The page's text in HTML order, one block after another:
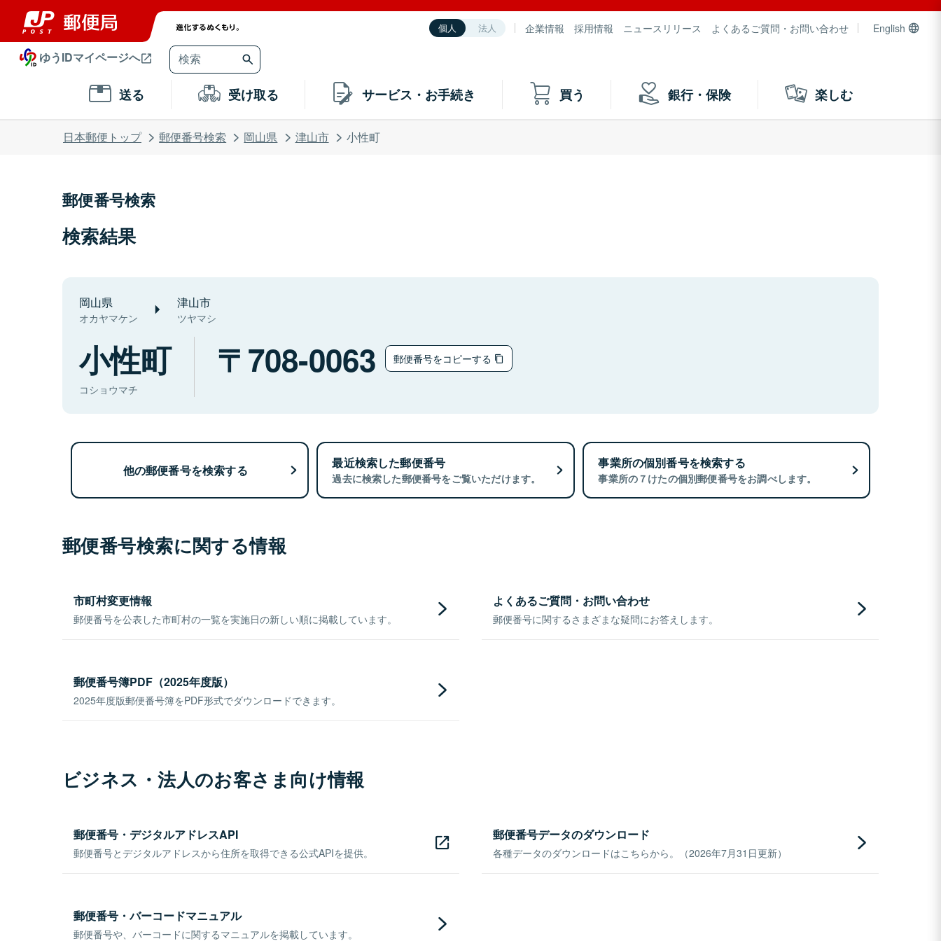
個人 法人 企業情報 採用情報 ニュースリリース よくあるご質問・お問い合わせ English
ゆうIDマイページへ
送る 受け取る サービス・お手続き 買う 銀行・保険 楽しむ
日本郵便トップ 郵便番号検索 岡山県 津山市 小性町
郵便番号検索
検索結果
岡山県
オカヤマケン
津山市
ツヤマシ
小性町
コショウマチ
708-0063 郵便番号をコピーする
他の郵便番号を検索する 最近検索した郵便番号
過去に検索した郵便番号をご覧いただけます。
事業所の個別番号を検索する
事業所の７けたの個別郵便番号をお調べします。
郵便番号検索に関する情報
市町村変更情報
郵便番号を公表した市町村の一覧を実施日の新しい順に掲載しています。
よくあるご質問・お問い合わせ
郵便番号に関するさまざまな疑問にお答えします。
郵便番号簿PDF（2025年度版）
2025年度版郵便番号簿をPDF形式でダウンロードできます。
ビジネス・法人のお客さま向け情報
郵便番号・デジタルアドレスAPI
郵便番号とデジタルアドレスから住所を取得できる公式APIを提供。
郵便番号データのダウンロード
各種データのダウンロードはこちらから。（2026年7月31日更新）
郵便番号・バーコードマニュアル
郵便番号や、バーコードに関するマニュアルを掲載しています。